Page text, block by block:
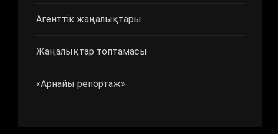
Агенттік жаңалықтары
Жаңалықтар топтамасы
«Арнайы репортаж»